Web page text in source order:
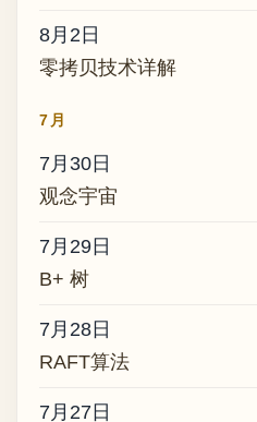
8月2日
零拷贝技术详解
7月
7月30日
观念宇宙
7月29日
B+ 树
7月28日
RAFT算法
7月27日